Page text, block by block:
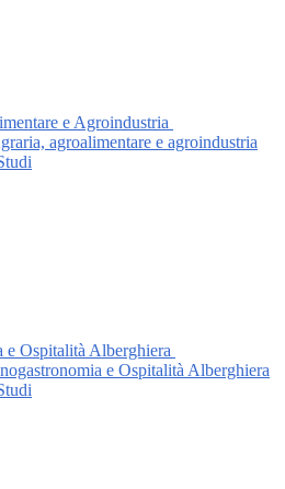
e Agroindustria
agroalimentare e agroindustria
e Ospitalità Alberghiera
e Ospitalità Alberghiera